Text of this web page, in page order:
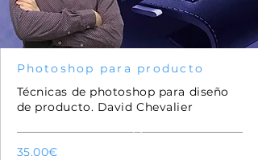
Photoshop para producto
Técnicas de photoshop para diseño
de producto. David Chevalier
35.00€
51